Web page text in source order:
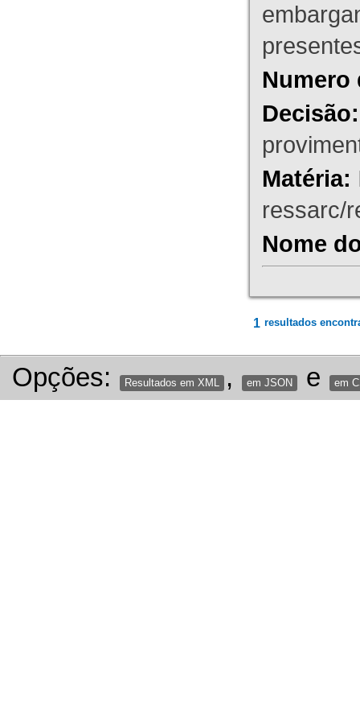
Numero
Decisão:
Matéria:
ressarc/
Nome
1 resultados
Opções: Resultados em XML , em JSON e em